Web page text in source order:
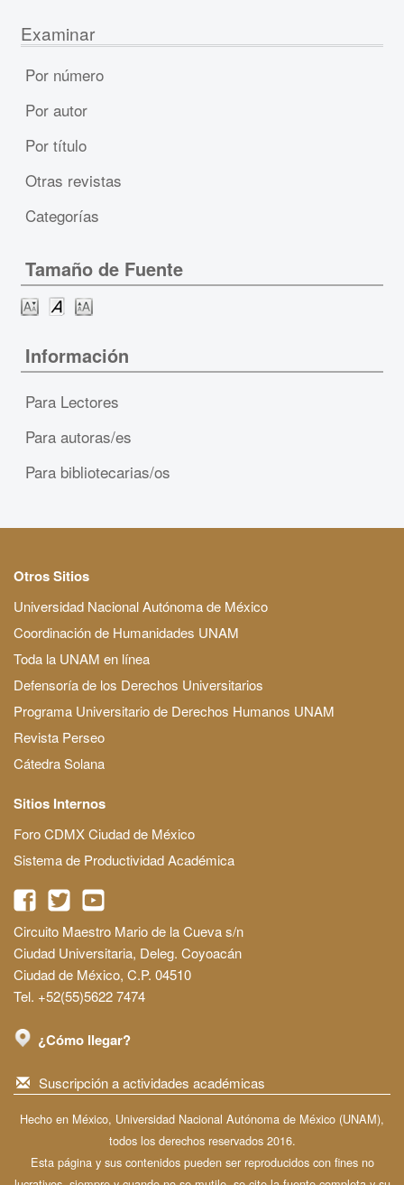
Examinar
Por número
Por autor
Por título
Otras revistas
Categorías
Tamaño de Fuente
Información
Para Lectores
Para autoras/es
Para bibliotecarias/os
Otros Sitios
Universidad Nacional Autónoma de México
Coordinación de Humanidades UNAM
Toda la UNAM en línea
Defensoría de los Derechos Universitarios
Programa Universitario de Derechos Humanos UNAM
Revista Perseo
Cátedra Solana
Sitios Internos
Foro CDMX Ciudad de México
Sistema de Productividad Académica
Circuito Maestro Mario de la Cueva s/n
Ciudad Universitaria, Deleg. Coyoacán
Ciudad de México, C.P. 04510
Tel. +52(55)5622 7474
¿Cómo llegar?
Suscripción a actividades académicas
Hecho en México, Universidad Nacional Autónoma de México (UNAM),
todos los derechos reservados 2016.
Esta página y sus contenidos pueden ser reproducidos con fines no